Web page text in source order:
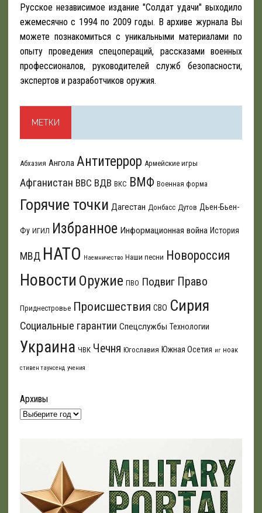
Русское независимое издание "Солдат удачи" выходило
ежемесячно с 1994 по 2009 годы. В архиве журнала Вы
можете познакомиться с уникальными материалами по
опыту проведения спецопераций, рассказами военных
профессионалов, руководителей служб безопасности,
экспертов и разработчиков оружия.
МЕТКИ
Абхазия Ангола Антитеррор Армейские игры
Афганистан ВВС ВДВ ВКС ВМФ Военная форма
Горячие точки Дагестан Донбасс Дутов Дьен-Бьен-
Фу ИГИЛ Избранное Информационная война История
МВД НАТО Наемничество Наши песни Новороссия
Новости Оружие ПВО Подвиг Право
Приднестровье Происшествия СВО Сирия
Социальные гарантии Спецслужбы Технологии
Украина ЧВК Чечня Югославия Южная Осетия иг ноак
стивен таунсенд учения
Архивы